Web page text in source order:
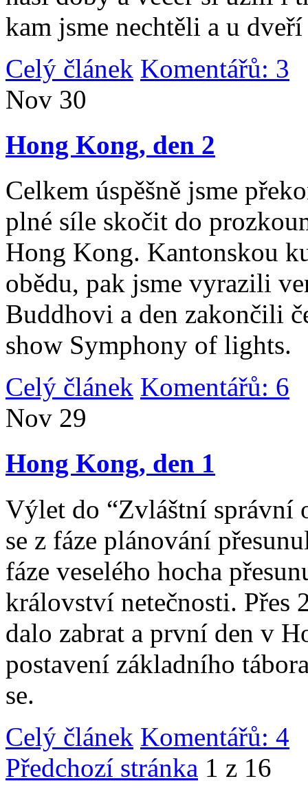
kam jsme nechtěli a u
Celý článek Komentářů: 3
Nov 30
Hong Kong, den 2
Celkem úspěšně jsme
plné síle skočit do
Hong Kong. Kantonskou
obědu, pak jsme vyrazili
Buddhovi a den zakončili
show Symphony of lights.
Celý článek Komentářů: 6
Nov 29
Hong Kong, den 1
Výlet do “Zvláštní správní
se z fáze plánování
fáze veselého hocha
království netečnosti. Přes
dalo zabrat a první den v
postavení základního
se.
Celý článek Komentářů: 4
Předchozí stránka 1 z 16